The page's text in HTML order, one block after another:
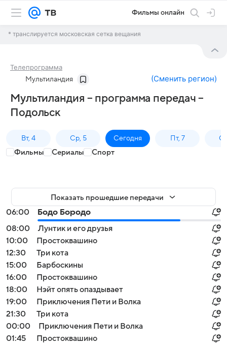
Фильмы онлайн
* транслируется московская сетка вещания
Телепрограмма
Мультиландия (Сменить регион)
Мультиландия – программа передач –
Подольск
Вт, 4 Ср, 5 Сегодня Пт, 7
Фильмы Сериалы Спорт
Показать прошедшие передачи
06:00
Бодо Бородо
08:00
Лунтик и его друзья
10:00
Простоквашино
12:30
Три кота
15:00
Барбоскины
16:00
Простоквашино
18:00
Нэйт опять опаздывает
19:00
Приключения Пети и Волка
21:30
Три кота
00:00
Приключения Пети и Волка
01:45
Простоквашино